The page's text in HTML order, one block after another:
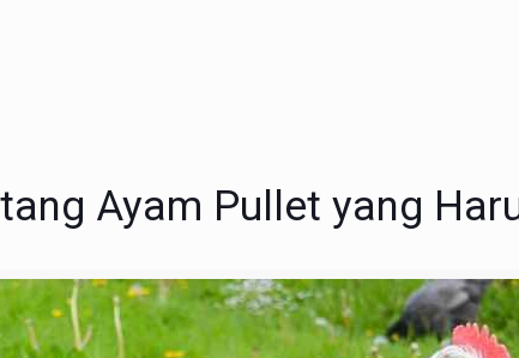
Ayam Pullet yang